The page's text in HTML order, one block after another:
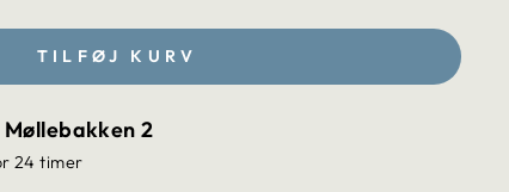
TILFØJ KURV
Møllebakken 2
24 timer